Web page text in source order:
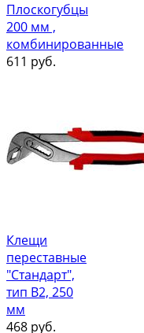
Плоскогубцы
200 мм ,
комбинированные
611 руб.
Клещи
переставные
"Стандарт",
тип В2, 250
мм
468 руб.